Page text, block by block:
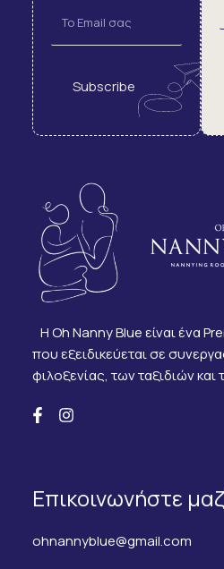
Subscribe
Η Oh Nanny Blue είναι ένα
που εξειδικεύεται σε
φιλοξενίας, των ταξιδιών
Επικοινωνήστε
ohnannyblue@gmail.com